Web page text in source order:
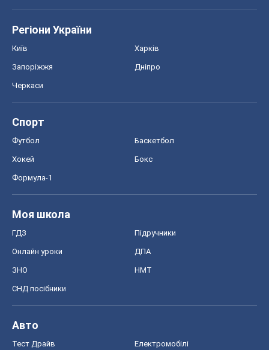
Регіони України
Київ Харків
Запоріжжя Дніпро
Черкаси
Спорт
Футбол Баскетбол
Хокей Бокс
Формула-1
Моя школа
ГДЗ Підручники
Онлайн уроки ДПА
ЗНО НМТ
СНД посібники
Авто
Тест Драйв Електромобілі